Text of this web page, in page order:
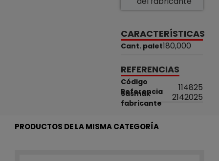
CARACTERÍSTICAS
Cant. palet180,000
REFERENCIAS
Código
Sasmak
114825
Referencia
fabricante
2142025
PRODUCTOS DE LA MISMA CATEGORÍA